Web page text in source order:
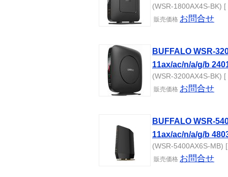
(WSR-1800AX4S-BK)
販売価格 お問合せ
BUFFALO WSR-
11ax/ac/n/a/g/b
(WSR-3200AX4S-BK)
販売価格 お問合せ
BUFFALO WSR-
11ax/ac/n/a/g/b
(WSR-5400AX6S-MB)
販売価格 お問合せ